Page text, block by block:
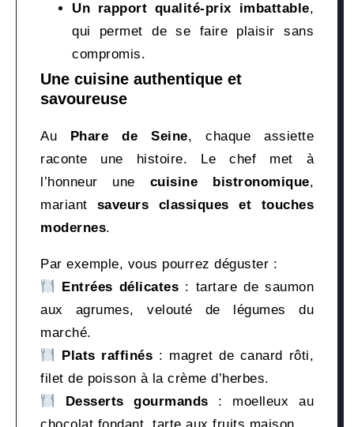
Un rapport qualité-prix imbattable,
qui permet de se faire plaisir sans
compromis.
Une cuisine authentique et
savoureuse
Au Phare de Seine, chaque assiette
raconte une histoire. Le chef met à
l’honneur une cuisine bistronomique,
mariant saveurs classiques et touches
modernes.
Par exemple, vous pourrez déguster :
Entrées délicates : tartare de saumon
aux agrumes, velouté de légumes du
marché.
Plats raffinés : magret de canard rôti,
filet de poisson à la crème d’herbes.
Desserts gourmands : moelleux au